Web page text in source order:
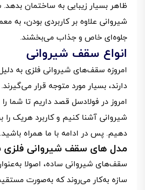
ظاهر بسیار زیبایی به ساختمان
شیروانی علاوه بر کاربردی بودن، به
جلوه‌ای خاص و جذاب می‌بخشند.
انواع سقف شیروانی
امروزه سقف‌های شیروانی فلزی به
دارند، بسیار مورد متوجه قرار
امروز در فولادسل قصد داریم تا شما
شیروانی آشنا کنیم و کاربرد هریک را
دهیم. پس در ادامه با ما همراه باشید.
مدل های سقف شیروانی فلزی
سقف‌های شیروانی ساده، اصولا
سازه به‌کار می‌روند که به‌صورت